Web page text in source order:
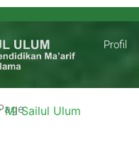
Profil
MI Sailul Ulum